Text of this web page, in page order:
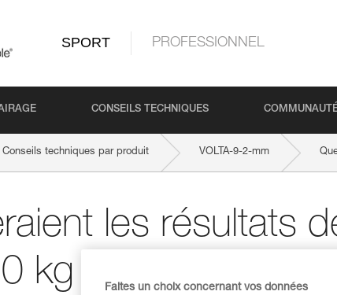
SPORT PROFESSIONNEL
CONSEILS TECHNIQUES
Conseils techniques par produit VOLTA-9-2-mm
les résultats
kg sur une corde à
Faites un choix concernant vos données